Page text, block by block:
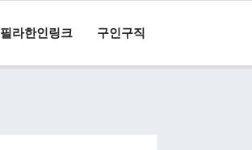
필라한인링크 구인구직